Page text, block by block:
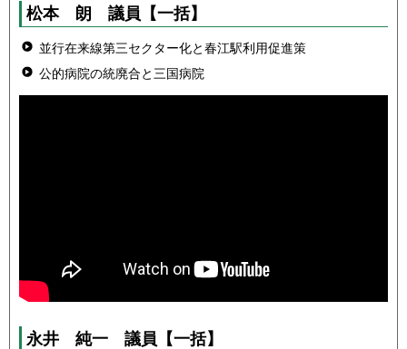
松本 朗 議員 【一括】
並行在来線第三セクター化と春江駅利用促進策
公的病院の統廃合と三国病院
永井 純一 議員 【一括】